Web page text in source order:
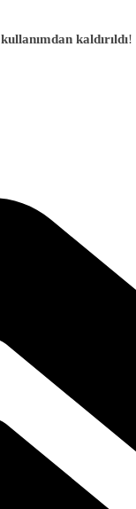
kullanımdan kaldırıldı!